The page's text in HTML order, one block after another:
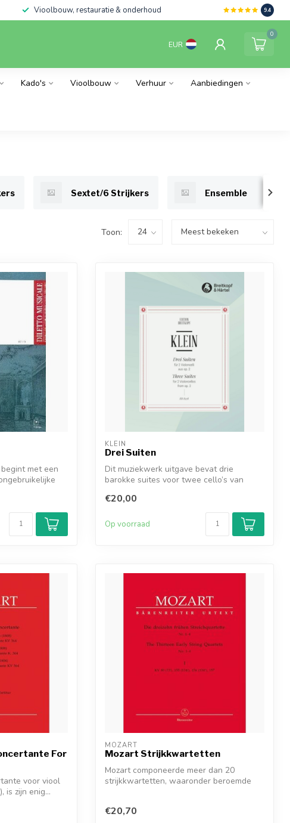
Vioolbouw, restauratie & onderhoud 9.4
EUR
0
Kado's Vioolbouw Verhuur Aanbiedingen
Sextet/6 Strijkers Ensemble
Toon:
met een
KLEIN
Drei Suiten
Dit muziekwerk uitgave bevat drie
barokke suites voor twee cello’s van
€20,00
Op voorraad
For
voor viool
is zijn enig...
MOZART
Mozart Strijkkwartetten
Mozart componeerde meer dan 20
strijkkwartetten, waaronder beroemde
€20,70